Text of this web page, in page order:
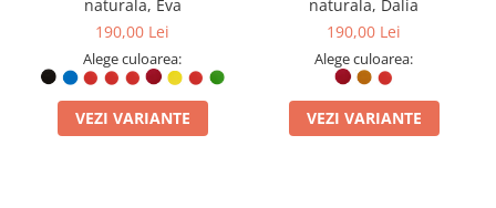
naturala, Eva
190,00 Lei
Alege culoarea:
VEZI VARIANTE
naturala, Dalia
190,00 Lei
Alege culoarea:
VEZI VARIANTE